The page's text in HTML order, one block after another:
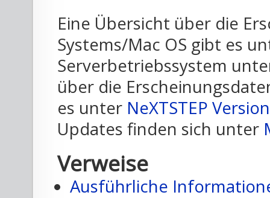
Eine Übersicht über die
Systems/Mac OS gibt es
Serverbetriebssystem
über die
es unter NeXTSTEP
Updates finden sich unter
Verweise
Ausführliche